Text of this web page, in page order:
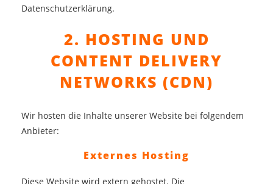
Datenschutzerklärung.
2. HOSTING UND
CONTENT DELIVERY
NETWORKS (CDN)
Wir hosten die Inhalte unserer Website bei folgendem
Anbieter:
Externes Hosting
Diese Website wird extern gehostet. Die